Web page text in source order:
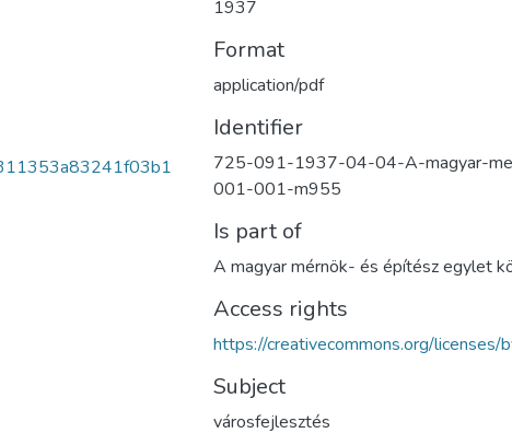
1937
Format
application/pdf
Identifier
725-091-1937-04-04-A-magyar-
001-001-m955
Is part of
A magyar mérnök- és építész egylet
Access rights
https://creativecommons.org/licenses/
Subject
városfejlesztés